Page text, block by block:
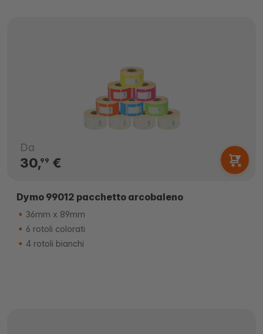
Da
30,99 €
Dymo 99012 pacchetto arcobaleno
36mm x 89mm
6 rotoli colorati
4 rotoli bianchi